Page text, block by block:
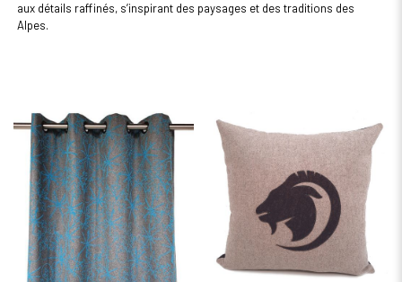
aux détails raffinés, s’inspirant des paysages et des traditions des
Alpes.